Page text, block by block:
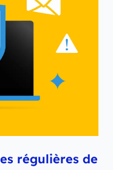
régulières de